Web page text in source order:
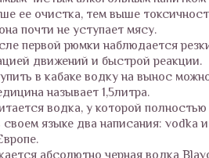
ее очистка, тем выше
почти не уступает мясу.
первой рюмки наблюдается
движений и быстрой реакции.
в кабаке водку на вынос
называет 1,5литра.
водка, у которой полностью
языке два написания: vodka
абсолютно черная водка